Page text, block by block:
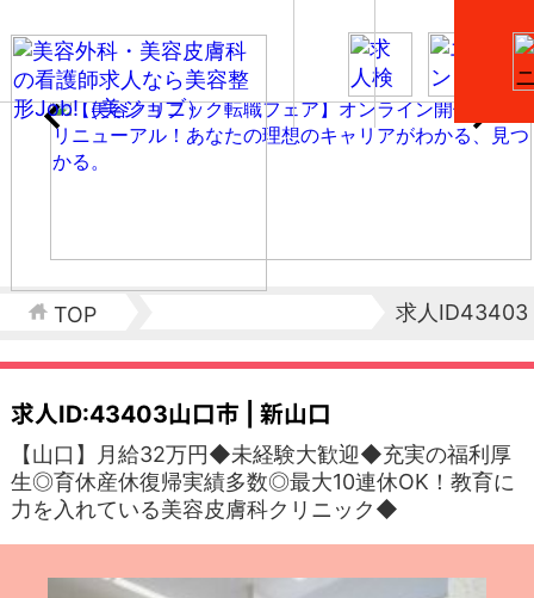
TOP 求人ID43403
求人ID:43403山口市 | 新山口
【山口】月給32万円◆未経験大歓迎◆充実の福利厚
生◎育休産休復帰実績多数◎最大10連休OK！教育に
力を入れている美容皮膚科クリニック◆